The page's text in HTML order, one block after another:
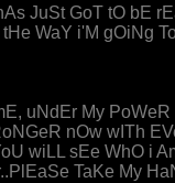
JuSt GoT tO bE
WaY i'M gOiNg
uNdEr My PoWeR
nOw wITh
wiLL sEe WhO i
TaKe My